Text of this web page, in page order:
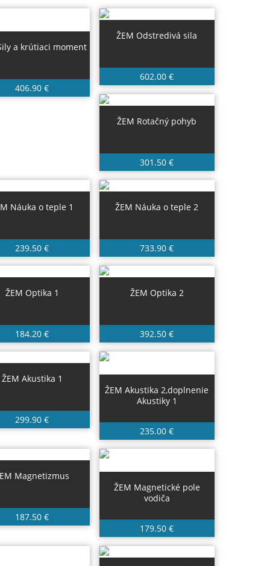
a krútiaci moment
406.90 €
ŽEM Odstredivá sila
602.00 €
ŽEM Rotačný pohyb
301.50 €
Náuka o teple 1
239.50 €
ŽEM Náuka o teple 2
733.90 €
ŽEM Optika 1
184.20 €
ŽEM Optika 2
392.50 €
ŽEM Akustika 1
299.90 €
ŽEM Akustika 2,doplnenie
Akustiky 1
235.00 €
Magnetizmus
187.50 €
ŽEM Magnetické pole
vodiča
179.50 €